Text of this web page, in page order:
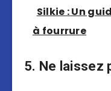
Silkie : Un
à fourrure
5. Ne laissez